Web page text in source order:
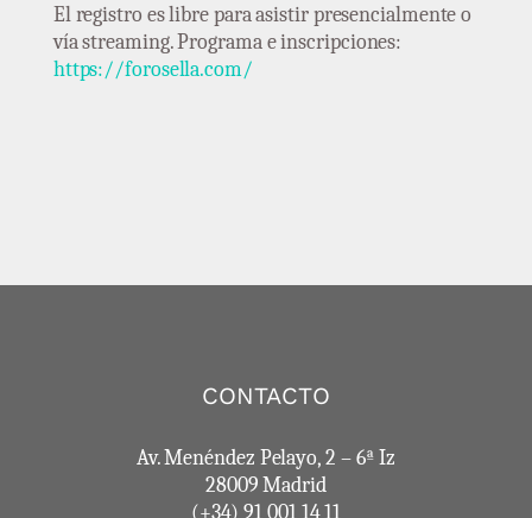
El registro es libre para asistir presencialmente o
vía streaming. Programa e inscripciones:
https://forosella.com/
CONTACTO
Av. Menéndez Pelayo, 2 – 6ª Iz
28009 Madrid
(+34) 91 001 14 11